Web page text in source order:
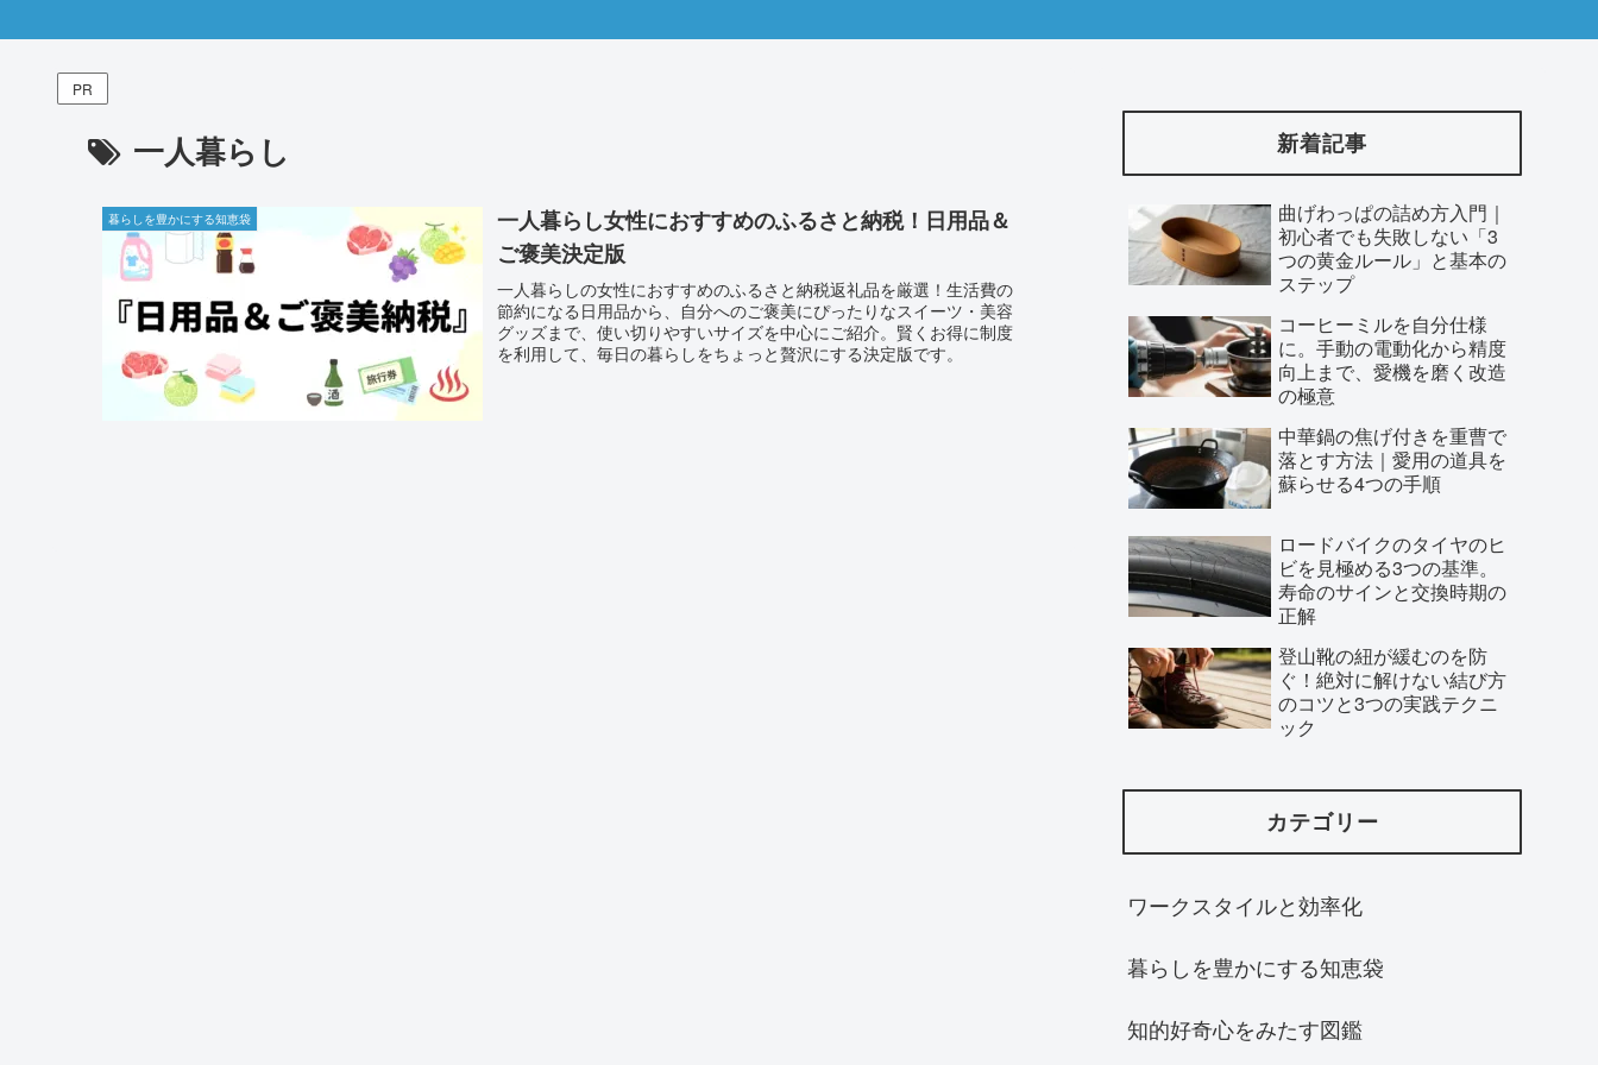
PR
一人暮らし
暮らしを豊かにする知恵袋
一人暮らし女性におすすめのふるさと納税！日用品＆
ご褒美決定版
一人暮らしの女性におすすめのふるさと納税返礼品を厳選！生活費の
節約になる日用品から、自分へのご褒美にぴったりなスイーツ・美容
グッズまで、使い切りやすいサイズを中心にご紹介。賢くお得に制度
を利用して、毎日の暮らしをちょっと贅沢にする決定版です。
新着記事
曲げわっぱの詰め方入門｜
初心者でも失敗しない「3
つの黄金ルール」と基本の
ステップ
コーヒーミルを自分仕様
に。手動の電動化から精度
向上まで、愛機を磨く改造
の極意
中華鍋の焦げ付きを重曹で
落とす方法｜愛用の道具を
蘇らせる4つの手順
ロードバイクのタイヤのヒ
ビを見極める3つの基準。
寿命のサインと交換時期の
正解
登山靴の紐が緩むのを防
ぐ！絶対に解けない結び方
のコツと3つの実践テクニ
ック
カテゴリー
ワークスタイルと効率化
暮らしを豊かにする知恵袋
知的好奇心をみたす図鑑